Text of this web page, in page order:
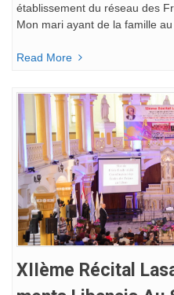
établissement du réseau des
Mon mari ayant de la famille
Read More
XIIème Récital